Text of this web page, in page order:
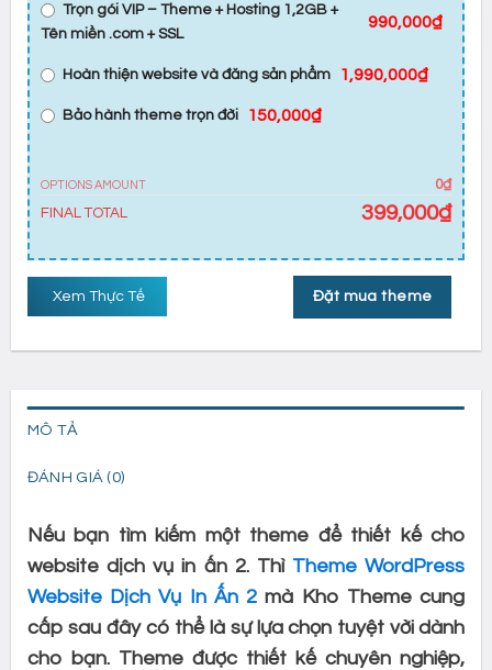
Trọn gói VIP – Theme + Hosting 1,2GB +
Tên miền .com + SSL
990,000₫
Hoàn thiện website và đăng sản phẩm 1,990,000₫
Bảo hành theme trọn đời 150,000₫
OPTIONS AMOUNT
0₫
FINAL TOTAL
399,000₫
Đặt mua theme
Xem Thực Tế
MÔ TẢ
ĐÁNH GIÁ (0)
Nếu bạn tìm kiếm một theme để thiết kế cho
website dịch vụ in ấn 2. Thì Theme WordPress
Website Dịch Vụ In Ấn 2 mà Kho Theme cung
cấp sau đây có thể là sự lựa chọn tuyệt vời dành
cho bạn. Theme được thiết kế chuyên nghiệp,